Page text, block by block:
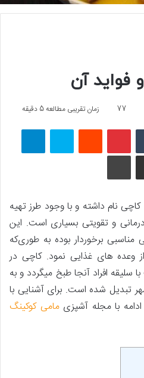
فواید آن
77 زمان تقریبی مطالعه 5 دقیقه
پینتریست اسکایپ
چاپ
نام داشته و با وجود طرز تهیه
و تقویتی بسیاری است. این
مناسبی برخوردار بوده به ­طوری‌که
وعده ­های غذایی نمود. کاچی در
افراد آنجا طبخ می­گردد و به
شده است. برای آشنایی با
با مجله آشپزیمامی کوکینگ